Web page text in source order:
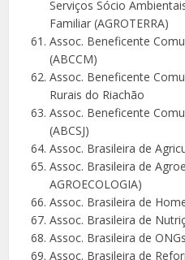
Serviços Sócio
Familiar (AGROTERRA)
Assoc. Beneficente
(ABCCM)
Assoc. Beneficente
Rurais do Riachão
Assoc. Beneficente
(ABCSJ)
Assoc. Brasileira de
Assoc. Brasileira de
AGROECOLOGIA)
Assoc. Brasileira de
Assoc. Brasileira de
Assoc. Brasileira de
Assoc. Brasileira de